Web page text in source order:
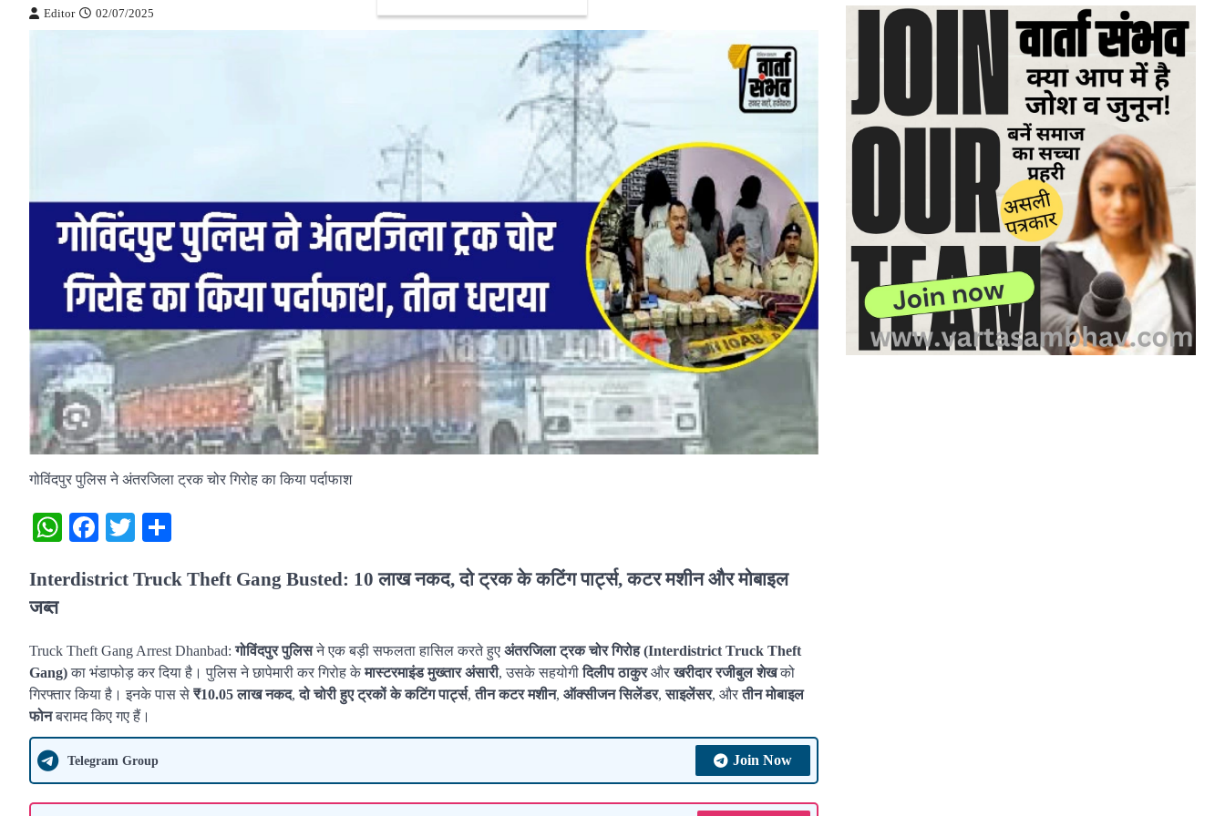
Editor 02/07/2025
गोविंदपुर पुलिस ने अंतरजिला ट्रक चोर गिरोह का किया पर्दाफाश
WhatsApp
Facebook
Twitter
Interdistrict Truck Theft Gang Busted: 10 लाख नकद, दो ट्रक के कटिंग पार्ट्स, कटर मशीन और मोबाइल
जब्त
Truck Theft Gang Arrest Dhanbad:गोविंदपुर पुलिसने एक बड़ी सफलता हासिल करते हुए अंतरजिला ट्रक चोर गिरोह (Interdistrict Truck Theft
Gang)का भंडाफोड़ कर दिया है। पुलिस ने छापेमारी कर गिरोह केमास्टरमाइंड मुख्तार अंसारी, उसके सहयोगीदिलीप ठाकुरऔरखरीदार रजीबुल शेखको
गिरफ्तार किया है। इनके पास से ₹10.05 लाख नकद,दो चोरी हुए ट्रकों के कटिंग पार्ट्स,तीन कटर मशीन, ऑक्सीजन सिलेंडर,साइलेंसर, औरतीन मोबाइल
फोनबरामद किए गए हैं।
Telegram Group Join Now